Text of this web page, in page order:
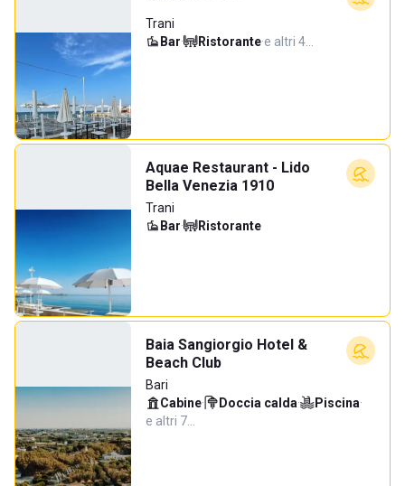
Trani
Bar· Ristorante·e altri 4…
Aquae Restaurant - Lido
Bella Venezia 1910
Trani
Bar· Ristorante
Baia Sangiorgio Hotel &
Beach Club
Bari
Cabine· Doccia calda· Piscina·
e altri 7…